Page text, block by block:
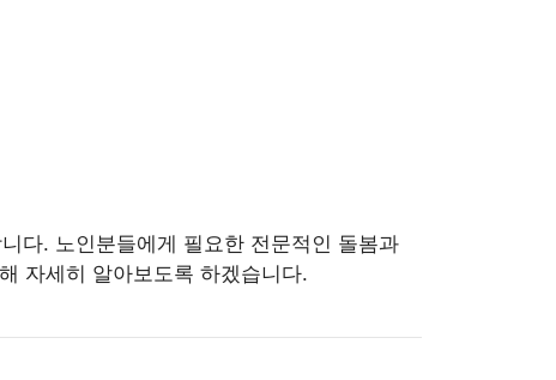
다. 노인분들에게 필요한 전문적인 돌봄과
자세히 알아보도록 하겠습니다.